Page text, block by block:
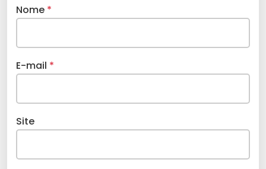
Nome *
E-mail *
Site